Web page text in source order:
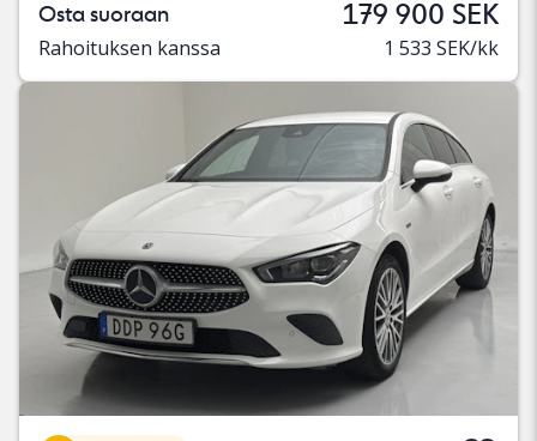
Osta suoraan 179 900 SEK
Rahoituksen kanssa 1 533 SEK/kk